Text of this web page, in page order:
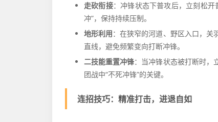
走砍衔接：冲锋状态下普攻后，立刻松
冲”，保持持续压制。
地形利用：在狭窄的河道、野区入口，关
直线，避免频繁变向打断冲锋。
二技能重置冲锋：当冲锋状态被打断时，
团战中“不死冲锋”的关键。
连招技巧：精准打击，进退自如